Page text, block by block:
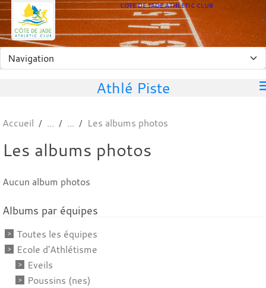
COTE DE JADE ATHLETIC CLUB
Athlé Piste
Accueil Les albums photos
Les albums photos
Aucun album photos
Albums par équipes
Toutes les équipes
Ecole d'Athlétisme
Eveils
Poussins (nes)
Panneau de gestion des cookies